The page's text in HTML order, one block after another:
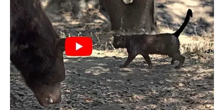
unutrašnjim nemirom
zdravstvenim ili psihičkim signalima
osećajem da više ne mogu da „drže sve pod
kontrolom“
Strah kod Device ne dolazi spolja – već iznutra. Jer sada